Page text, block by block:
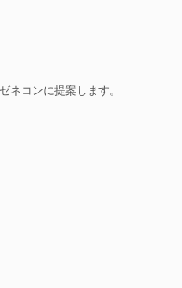
ネコンに提案します。